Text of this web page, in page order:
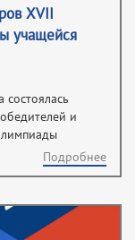
XVII
учащейся
и
Подробнее